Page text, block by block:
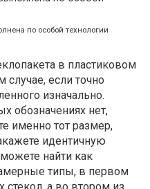
по особой технологии
в пластиковом
если точно
изначально.
обозначениях нет,
именно тот размер,
идентичную
найти как
типы, в первом
стекол, а во втором из